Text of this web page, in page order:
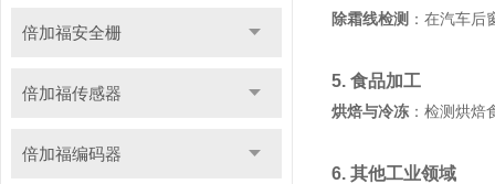
倍加福安全栅
倍加福传感器
倍加福编码器
除霜线检测 ：在汽车
5. 食品加工
烘焙与冷冻 ：检测烘
6. 其他工业领域